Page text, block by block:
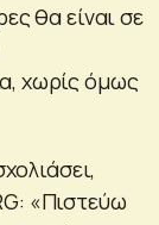
θα είναι σε
χωρίς όμως
«Πιστεύω